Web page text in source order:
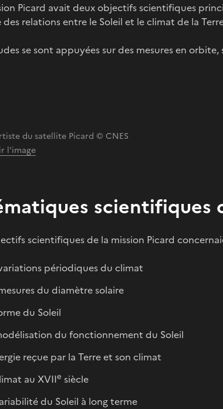
Picard avait deux objectifs scientifiques
relations entre le Soleil et le climat de la
se sont appuyées sur des mesures en
du satellite Picard © CNES
l'image
scientifiques
scientifiques de la mission Picard
périodiques du climat
du diamètre solaire
du Soleil
du fonctionnement du Soleil
reçue par la Terre et son climat
au XVIIe siècle
du Soleil à long terme